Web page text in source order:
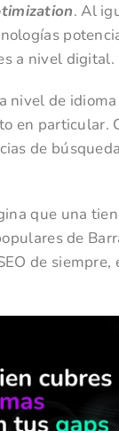
. Al
a nivel digital.
nivel de
en particular.
de
que una
de
de